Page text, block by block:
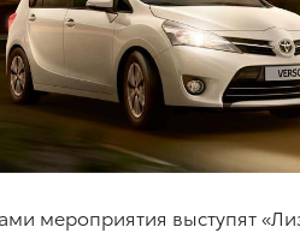
мероприятия выступят